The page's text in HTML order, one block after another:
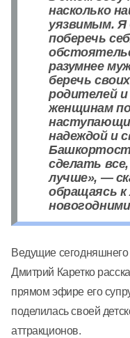
насколько
уязвимым.
поберечь
разумнее
беречь
родителей и
женщинам
надеждой и
сделать
лучше», —
обращаясь
Ведущие
Дмитрий Каретко
прямом эфире его
поделилась своей
аттракционов.